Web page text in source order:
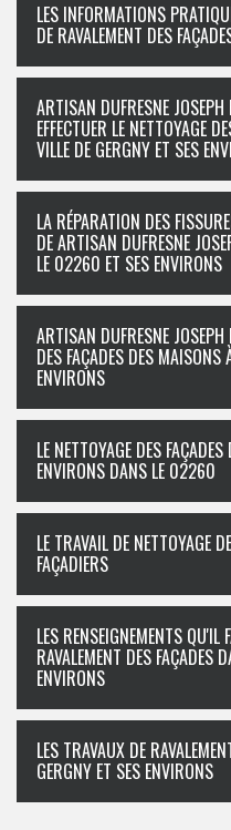
LES INFORMATIONS
DE RAVALEMENT DES
ARTISAN DUFRESNE
EFFECTUER LE NETTOYAGE
VILLE DE GERGNY ET SES
LA RÉPARATION DES
DE ARTISAN DUFRESNE
LE 02260 ET SES ENVIRONS
ARTISAN DUFRESNE
DES FAÇADES DES
ENVIRONS
LE NETTOYAGE DES
ENVIRONS DANS LE 02260
LE TRAVAIL DE NETTOYAGE
FAÇADIERS
LES RENSEIGNEMENTS
RAVALEMENT DES FAÇADES
ENVIRONS
LES TRAVAUX DE
GERGNY ET SES ENVIRONS